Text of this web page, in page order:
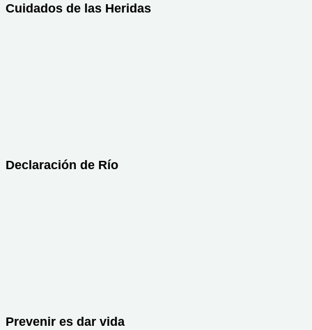
Cuidados de las Heridas
Declaración de Río
Prevenir es dar vida